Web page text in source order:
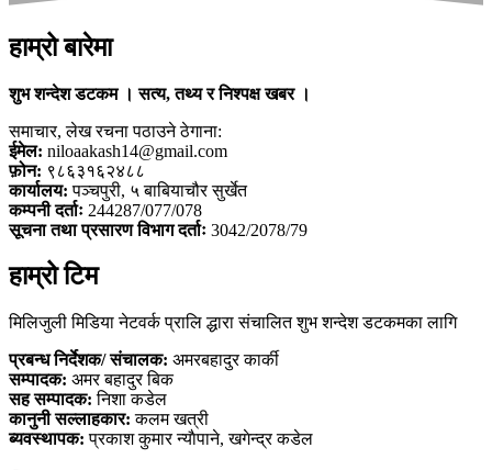
हाम्रो बारेमा
शुभ शन्देश डटकम । सत्य, तथ्य र निश्पक्ष खबर ।
समाचार, लेख रचना पठाउने ठेगाना:
ईमेल: niloaakash14@gmail.com
फ़ोन: ९८६३१६२४८८
कार्यालय: पञ्चपुरी, ५ बाबियाचौर सुर्खेत
कम्पनी दर्ताः 244287/077/078
सूचना तथा प्रसारण विभाग दर्ताः 3042/2078/79
हाम्रो टिम
मिलिजुली मिडिया नेटवर्क प्रालि द्धारा संचालित शुभ शन्देश डटकमका लागि
प्रबन्ध निर्देशक/ संचालक: अमरबहादुर कार्की
सम्पादक: अमर बहादुर बिक
सह सम्पादक: निशा कडेल
कानुनी सल्लाहकार: कलम खत्री
ब्यवस्थापक:प्रकाश कुमार न्याैपाने, खगेन्द्र कडेल